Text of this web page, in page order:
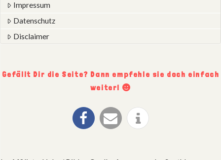
Impressum
Datenschutz
Disclaimer
Gefällt Dir die Seite? Dann empfehle sie doch einfach
weiter!